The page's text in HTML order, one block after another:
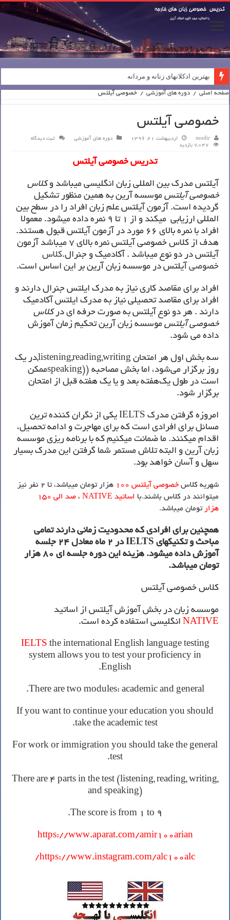
بهترین ادکلانهای زنانه و مردانه
صفحه اصلی / دوره های آموزشی / خصوصی آیلتس
خصوصی آیلتس
modir اردیبهشت 21, 1396 دوره های آموزشی
ثبت دیدگاه
7,047 بازدید
تدریس خصوصی آیلتس
آیلتس مدرک بین المللی زبان انگلیسی میباشد وکلاس
خصوصی آیلتس موسسه آرین به همین منظور تشکیل
گردیده است. آزمون آیلتس علم زبان افراد را در سطح بین
المللی ارزیابی میکند و از 1 تا 9 نمره داده میشود. معمولا
افراد با نمره بالای 66 مورد در آزمون آیلتس قبول هستند.
هدف از کلاس خصوصی آیلتس نمره بالای 7 میباشد آزمون
آیلتس در دو نوع میباشد . آکادمیک و جنرال.کلاس
خصوصی آیلتس در موسسه زبان آرین بر این اساس است.
افراد برای مقاصد کاری نیاز به مدرک ایلتس جنرال دارند و
افراد برای مقاصد تحصیلی نیاز به مدرک ایلتس آکادمیک
دارند . هر دو نوع آیلتس به صورت حرفه ای درکلاس
خصوصی آیلتس موسسه زبان آرین تحکیم زمان آموزش
داده می شود.
سه بخش اول هر امتحان listening,reading,writing,در یک
روز برگزار می‌شود، اما بخش مصاحبه‌ ((speakingممکن
است در طول یک‌هفته بعد و یا یک هفته قبل از امتحان
برگزار شود.
امروزه گرفتن مدرک IELTS یکی از نگران کننده ترین
مسائل برای افرادی است که برای مهاجرت و ادامه تحصیل،
اقدام میکنند. ما ضمانت میکنیم که با برنامه ریزی موسسه
زبان آرین و البته تلاش مستمر شما گرفتن این مدرک بسیار
سهل و آسان خواهد بود.
شهریه کلاس خصوصی آیلتس 100
هزار تومان میباشد، تا 2 نفر نیز
میتوانند در کلاس باشند.با اساتید NATIVE ،
صد الی 150
هزارتومان میباشد.
همچنین برای افرادی که محدودیت زمانی دارند تمامی
مباحث و تکنیکهای IELTS
در 2 ماه معادل 24 جلسه
آموزش داده میشود. هزینه این دوره جلسه ای 80 هزار
تومان میباشد.
کلاس خصوصی آیلتس
موسسه زبان در بخش آموزش آیلتس از اساتید
NATIVE انگلیسی استفاده کرده است.
IELTS the international English language testing
system allows you to test your proficiency in
English.
There are two modules: academic and general.
If you want to continue your education you should
take the academic test.
For work or immigration you should take the general
test.
There are 4 parts in the test (listening, reading, writing,
and speaking)
The score is from 1 to 9.
https://www.aparat.com/amir100arian
https://www.instagram.com/alc100alc/